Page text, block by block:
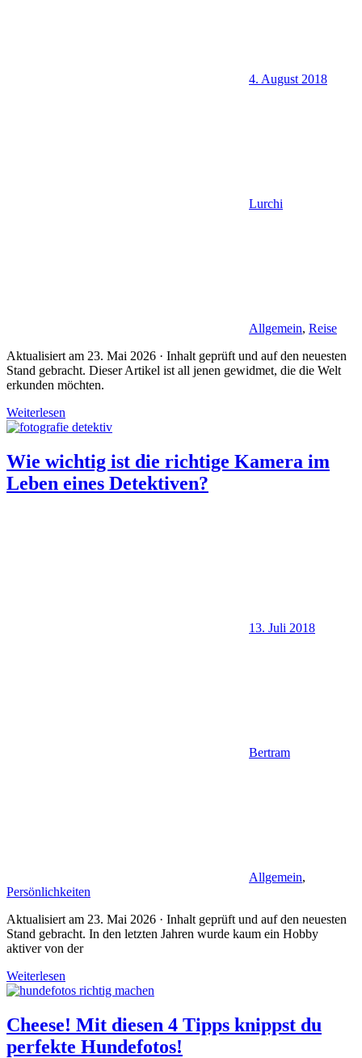
4. August 2018
Lurchi
Allgemein, Reise
Aktualisiert am 23. Mai 2026 · Inhalt geprüft und auf den neuesten
Stand gebracht. Dieser Artikel ist all jenen gewidmet, die die Welt
erkunden möchten.
Weiterlesen
Wie wichtig ist die richtige Kamera im
Leben eines Detektiven?
13. Juli 2018
Bertram
Allgemein,
Persönlichkeiten
Aktualisiert am 23. Mai 2026 · Inhalt geprüft und auf den neuesten
Stand gebracht. In den letzten Jahren wurde kaum ein Hobby
aktiver von der
Weiterlesen
Cheese! Mit diesen 4 Tipps knippst du
perfekte Hundefotos!